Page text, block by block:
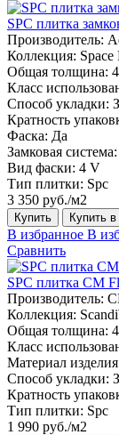
SPC плитка
Производитель:
Коллекция:
Общая толщина: 4
Класс
Способ укладки:
Кратность
Фаска: Да
Замковая система:
Вид фаски: 4 V
Тип плитки: Spc
3 350 руб./м2
Купить Купить
В избранное В
Сравнить
SPC плитка CM
Производитель:
Коллекция:
Общая толщина: 4
Класс
Материал
Способ укладки:
Кратность
Тип плитки: Spc
1 990 руб./м2